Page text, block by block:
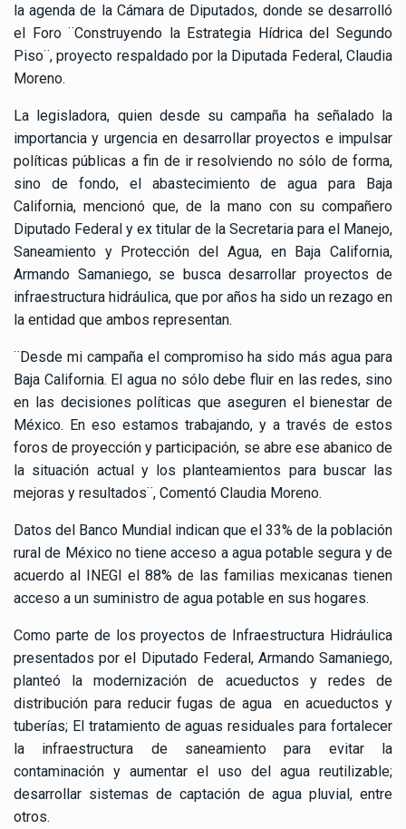
la agenda de la Cámara de Diputados, donde se desarrolló
el Foro ¨Construyendo la Estrategia Hídrica del Segundo
Piso¨, proyecto respaldado por la Diputada Federal, Claudia
Moreno.
La legisladora, quien desde su campaña ha señalado la
importancia y urgencia en desarrollar proyectos e impulsar
políticas públicas a fin de ir resolviendo no sólo de forma,
sino de fondo, el abastecimiento de agua para Baja
California, mencionó que, de la mano con su compañero
Diputado Federal y ex titular de la Secretaria para el Manejo,
Saneamiento y Protección del Agua, en Baja California,
Armando Samaniego, se busca desarrollar proyectos de
infraestructura hidráulica, que por años ha sido un rezago en
la entidad que ambos representan.
¨Desde mi campaña el compromiso ha sido más agua para
Baja California. El agua no sólo debe fluir en las redes, sino
en las decisiones políticas que aseguren el bienestar de
México. En eso estamos trabajando, y a través de estos
foros de proyección y participación, se abre ese abanico de
la situación actual y los planteamientos para buscar las
mejoras y resultados¨, Comentó Claudia Moreno.
Datos del Banco Mundial indican que el 33% de la población
rural de México no tiene acceso a agua potable segura y de
acuerdo al INEGI el 88% de las familias mexicanas tienen
acceso a un suministro de agua potable en sus hogares.
Como parte de los proyectos de Infraestructura Hidráulica
presentados por el Diputado Federal, Armando Samaniego,
planteó la modernización de acueductos y redes de
distribución para reducir fugas de agua en acueductos y
tuberías; El tratamiento de aguas residuales para fortalecer
la infraestructura de saneamiento para evitar la
contaminación y aumentar el uso del agua reutilizable;
desarrollar sistemas de captación de agua pluvial, entre
otros.